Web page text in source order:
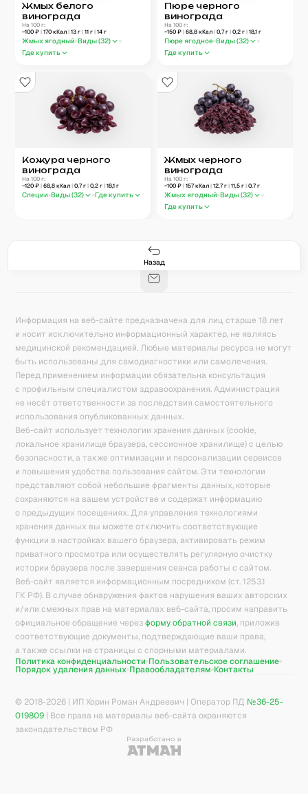
Жмых белого
винограда
На 100 г:
~100 ₽| 170 кКал| 13 г| 11 г| 14 г
Жмых ягодный Виды (32)
Где купить
Пюре черного
винограда
На 100 г:
~150 ₽ | 68,8 кКал | 0,7г | 0,2 г | 18,1 г
Пюре ягодное Виды (32)
Где купить
Кожура черного
винограда
На 100 г:
~120 ₽| 68,8 кКал| 0,7г| 0,2 г| 18,1 г
Специи Виды (32) Где купить
Жмых черного
винограда
На 100 г:
~100 ₽ | 157кКал | 12,7г | 11,5 г | 0,7г
Жмых ягодный Виды (32)
Где купить
Назад
171
Калькулятор калорий
Информация на веб-сайте предназначена для лиц старше 18 лет
и носит исключительно информационный характер, не являясь
медицинской рекомендацией. Любые материалы ресурса не могут
быть использованы для самодиагностики или самолечения.
Перед применением информации обязательна консультация
с профильным специалистом здравоохранения. Администрация
не несёт ответственности за последствия самостоятельного
использования опубликованных данных.
Веб-сайт использует технологии хранения данных (cookie,
локальное хранилище браузера, сессионное хранилище) с целью
безопасности, а также оптимизации и персонализации сервисов
и повышения удобства пользования сайтом. Эти технологии
представляют собой небольшие фрагменты данных, которые
сохраняются на вашем устройстве и содержат информацию
о предыдущих посещениях. Для управления технологиями
хранения данных вы можете отключить соответствующие
функции в настройках вашего браузера, активировать режим
приватного просмотра или осуществлять регулярную очистку
истории браузера после завершения сеанса работы с сайтом.
Веб-сайт является информационным посредником (ст. 1253.1
ГК РФ). В случае обнаружения фактов нарушения ваших авторских
и/или смежных прав на материалах веб-сайта, просим направить
официальное обращение через форму обратной связи, приложив
соответствующие документы, подтверждающие ваши права,
а также ссылки на страницы с спорными материалами.
Политика конфиденциальности Пользовательское соглашение
Порядок удаления данных Правообладателям Контакты
© 2018-2026 | ИП Хорин Роман Андреевич | Оператор ПД №36-25-
019809 | Все права на материалы веб-сайта охраняются
законодательством РФ